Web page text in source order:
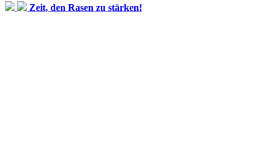
Zeit, den Rasen zu stärken!